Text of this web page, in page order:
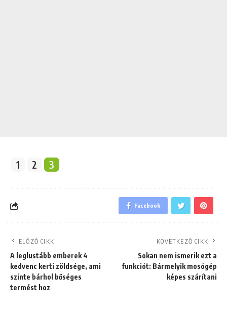
1 2 3
Facebook
ELŐZŐ CIKK
A leglustább emberek 4
kedvenc kerti zöldsége, ami
szinte bárhol bőséges
termést hoz
KÖVETKEZŐ CIKK
Sokan nem ismerik ezt a
funkciót: Bármelyik mosógép
képes szárítani